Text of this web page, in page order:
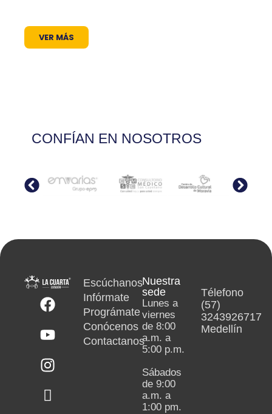
VER MÁS
CONFÍAN EN NOSOTROS
Escúchanos
Infórmate
Prográmate
Conócenos
Contactanos
Nuestra
sede
Lunes a
viernes
de 8:00
a.m. a
5:00 p.m.
Sábados
de 9:00
a.m. a
1:00 pm.
Télefono
(57)
3243926717
Medellín